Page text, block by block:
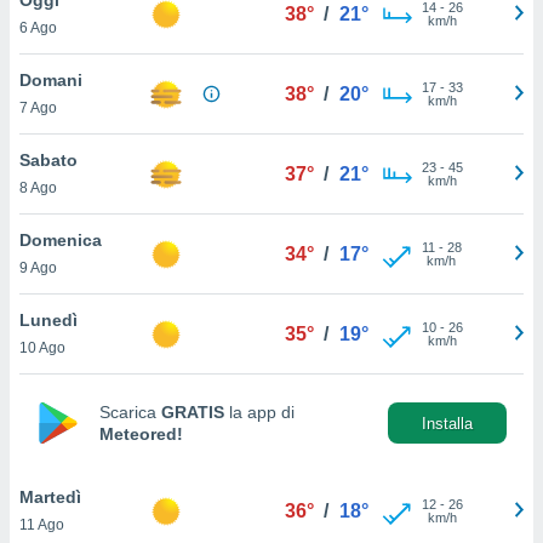
è
al sito
di
ci
di
il
un
la
nella
6 Ago
38° / 21° 14- 26
km/h
Domani
7 Ago
38° / 20° 17- 33
km/h
Sabato
8 Ago
37° / 21° 23- 45
km/h
Domenica
9 Ago
34° / 17° 11 - 28
km/h
Lunedì
10 Ago
35° / 19° 10- 26
km/h
Scarica GRATIS la app di
Meteored!
Installa
Martedì
11 Ago
36° / 18° 12- 26
km/h